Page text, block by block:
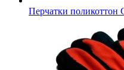
Перчатки поликоттон